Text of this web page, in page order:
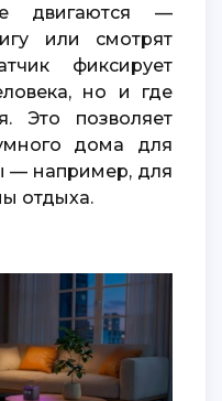
двигаются —
или смотрят
фиксирует
но и где
Это позволяет
дома для
— например, для
отдыха.